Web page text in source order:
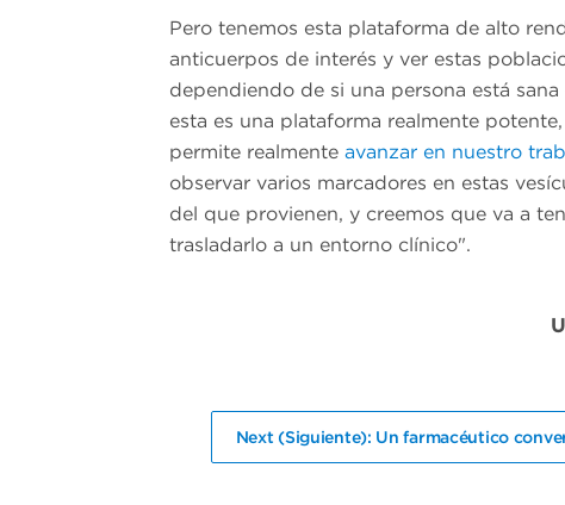
Pero tenemos esta plataforma de alto
anticuerpos de interés y ver estas
dependiendo de si una persona está
esta es una plataforma realmente
permite realmente avanzar en nuestro
observar varios marcadores en estas
del que provienen, y creemos que va a
trasladarlo a un entorno clínico".
Next (Siguiente): Un farmacéutico